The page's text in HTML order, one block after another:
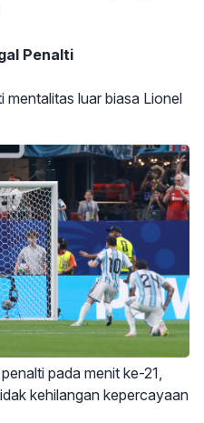
Penalti
mentalitas luar biasa Lionel
pada menit ke-21,
kehilangan kepercayaan